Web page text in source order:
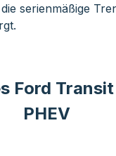
serienmäßige
Ford
PHEV